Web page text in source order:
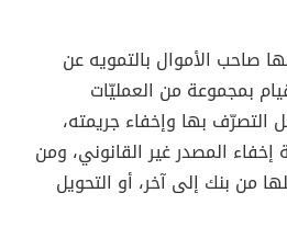
صاحب الأموال بالتمويه عن
بمجموعة من العمليّات
التصرّف بها وإخفاء جريمته،
المصدر غير القانوني، ومن
من بنك إلى آخر، أو التحويل